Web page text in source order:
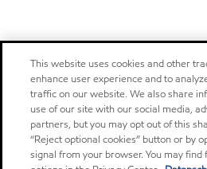
This website uses cookies and other
enhance user experience and to
traffic on our website. We also share
use of our site with our social media,
partners, but you may opt out of this
“Reject optional cookies” button or by
signal from your browser. You may